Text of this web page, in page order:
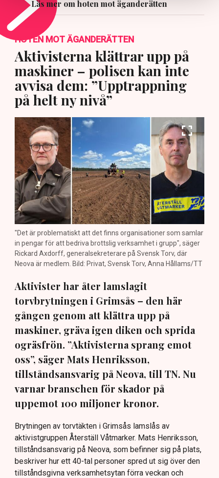
Läs mer om hoten mot äganderätten
HOTEN MOT ÄGANDERÄTTEN
Aktivisterna klättrar upp på
maskiner – polisen kan inte
avvisa dem: ”Upptrappning
på helt ny nivå”
"Det är problematiskt att det finns organisationer som samlar
in pengar för att bedriva brottslig verksamhet i grupp", säger
Rickard Axdorff, generalsekreterare på Svensk Torv, där
Neova är medlem. Bild: Privat, Svensk Torv, Anna Hållams/TT
Aktivister har åter lamslagit
torvbrytningen i Grimsås – den här
gången genom att klättra upp på
maskiner, gräva igen diken och sprida
ogräsfrön. ”Aktivisterna sprang emot
oss”, säger Mats Henriksson,
tillståndsansvarig på Neova, till TN. Nu
varnar branschen för skador på
uppemot 100 miljoner kronor.
Brytningen av torvtäkten i Grimsås lamslås av
aktivistgruppen Återställ Våtmarker. Mats Henriksson,
tillståndsansvarig på Neova, som befinner sig på plats,
beskriver hur ett 40-tal personer spred ut sig över den
tillståndsgivna verksamhetsytan förra veckan och